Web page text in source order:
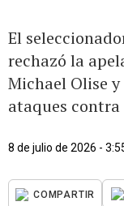
El
rechazó la
Michael Olise
ataques
8 de julio de 2026 -
COMPARTIR